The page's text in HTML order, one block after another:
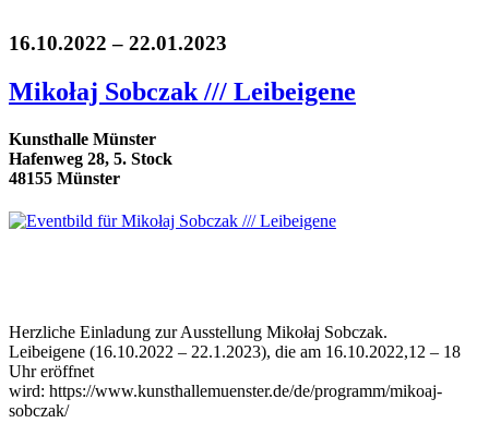
16.10.2022 – 22.01.2023
Mikołaj Sobczak /// Leibeigene
Kunsthalle Münster
Hafenweg 28, 5. Stock
48155 Münster
Herzliche Einladung zur Ausstellung Mikołaj Sobczak.
Leibeigene (16.10.2022 – 22.1.2023), die am 16.10.2022,12 – 18
Uhr eröffnet
wird: https://www.kunsthallemuenster.de/de/programm/mikoaj-
sobczak/